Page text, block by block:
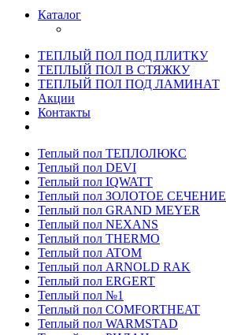
Каталог
ТЕПЛЫЙ ПОЛ ПОД ПЛИТКУ
ТЕПЛЫЙ ПОЛ В СТЯЖКУ
ТЕПЛЫЙ ПОЛ ПОД ЛАМИНАТ
Акции
Контакты
Теплый пол ТЕПЛОЛЮКС
Теплый пол DEVI
Теплый пол IQWATT
Теплый пол ЗОЛОТОЕ СЕЧЕНИЕ
Теплый пол GRAND MEYER
Теплый пол NEXANS
Теплый пол THERMO
Теплый пол ATOM
Теплый пол ARNOLD RAK
Теплый пол ERGERT
Теплый пол №1
Теплый пол COMFORTHEAT
Теплый пол WARMSTAD